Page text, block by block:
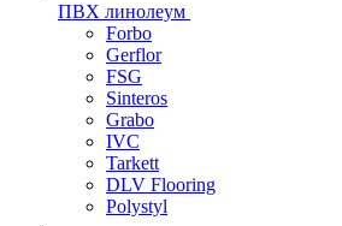
ПВХ линолеум
Forbo
Gerflor
FSG
Sinteros
Grabo
IVC
Tarkett
DLV Flooring
Polystyl